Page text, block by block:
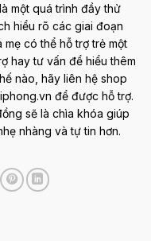
một quá trình đầy thử
hiểu rõ các giai đoạn
có thể hỗ trợ trẻ một
hay tư vấn để hiểu thêm
nào, hãy liên hệ shop
để được hỗ trợ.
sẽ là chìa khóa giúp
nhàng và tự tin hơn.